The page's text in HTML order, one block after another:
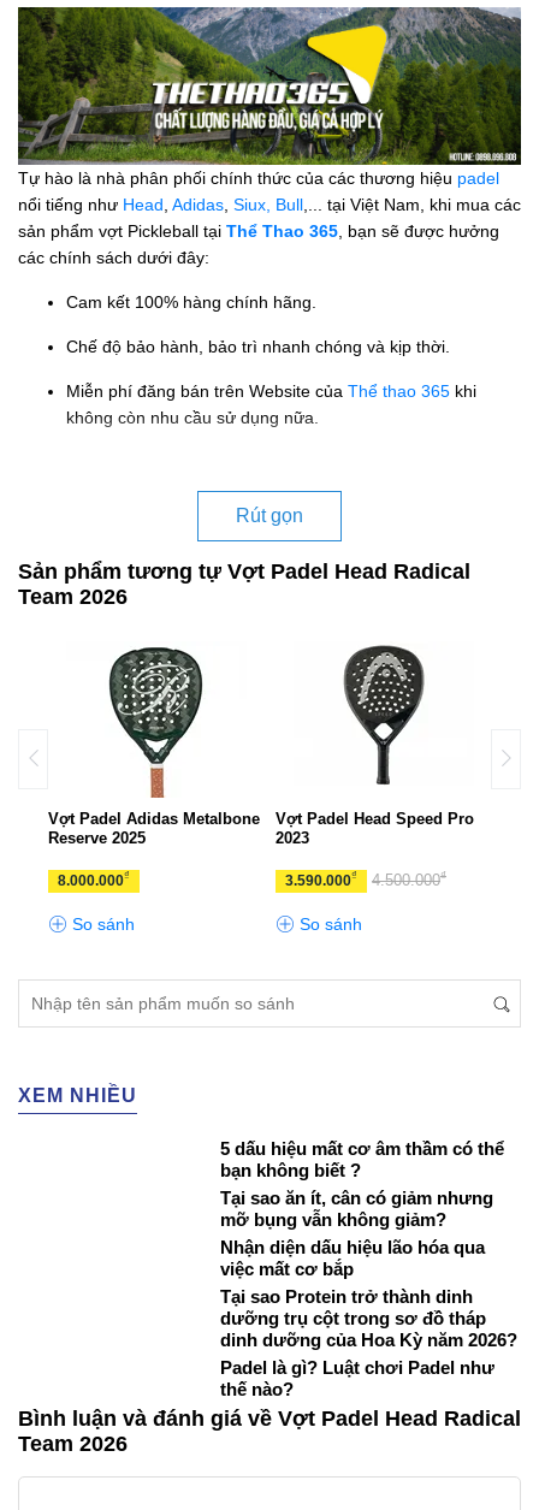
Tự hào là nhà phân phối chính thức của các thương hiệu padel
nổi tiếng như Head Adidas Siux, Bull ,... tại Việt Nam, khi mua các
sản phẩm vợt Pickleball tại Thể Thao 365 , bạn sẽ được hưởng
các chính sách dưới đây:
Cam kết 100% hàng chính hãng.
Chế độ bảo hành, bảo trì nhanh chóng và kịp thời.
Miễn phí đăng bán trên Website của Thể thao 365 khi
không còn nhu cầu sử dụng nữa.
Rút gọn
Sản phẩm tương tự Vợt Padel Head Radical
Team 2026
Vợt Padel Adidas Metalbone
Reserve 2025
8.000.000₫
So sánh
Vợt Padel Head Speed Pro
2023
3.590.000₫ 4.500.000₫
So sánh
XEM NHIỀU
5 dấu hiệu mất cơ âm thầm có thể
bạn không biết ?
Tại sao ăn ít, cân có giảm nhưng
mỡ bụng vẫn không giảm?
Nhận diện dấu hiệu lão hóa qua
việc mất cơ bắp
Tại sao Protein trở thành dinh
dưỡng trụ cột trong sơ đồ tháp
dinh dưỡng của Hoa Kỳ năm 2026?
Padel là gì? Luật chơi Padel như
thế nào?
Bình luận và đánh giá về Vợt Padel Head Radical
Team 2026